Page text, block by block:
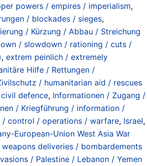
powers / empires / imperialism,
/ blockades / sieges,
/ Kürzung / Abbau / Streichung
/ slowdown / rationing / cuts /
, extrem peinlich / extremely
Hilfe / Rettungen /
/ humanitarian aid / rescues
defence, Informationen / Zugang /
/ Kriegführung / information /
/ control / operations / warfare, Israel,
European-Union West Asia War
deliveries / bombardements
/ Palestine / Lebanon / Yemen